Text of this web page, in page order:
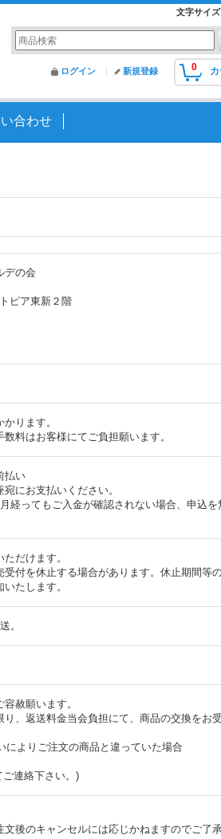
文字サイズ
0
ログイン 新規登録
合わせ
デの会
ピア東新２階
ります。
料はお客様にてご負担願います。
払い
にお支払いください。
経ってもご入金が確認されない場合、申込を
だけます。
付を休止する場合があります。休止期間等
たします。
。
赦願います。
、返送料金当会負担にて、商品の交換をお
によりご注文の商品と違っていた場合
連絡下さい。)
後のキャンセルには応じかねますのでご了